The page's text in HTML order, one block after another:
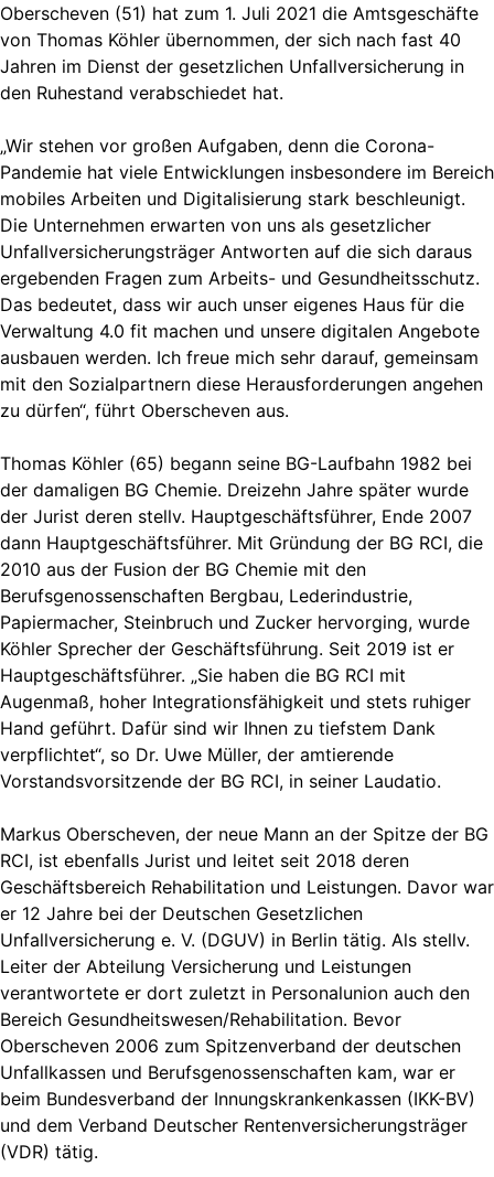
Oberscheven (51) hat zum 1. Juli 2021 die Amtsgeschäfte
von Thomas Köhler übernommen, der sich nach fast 40
Jahren im Dienst der gesetzlichen Unfallversicherung in
den Ruhestand verabschiedet hat.
„Wir stehen vor großen Aufgaben, denn die Corona-
Pandemie hat viele Entwicklungen insbesondere im Bereich
mobiles Arbeiten und Digitalisierung stark beschleunigt.
Die Unternehmen erwarten von uns als gesetzlicher
Unfallversicherungsträger Antworten auf die sich daraus
ergebenden Fragen zum Arbeits- und Gesundheitsschutz.
Das bedeutet, dass wir auch unser eigenes Haus für die
Verwaltung 4.0 fit machen und unsere digitalen Angebote
ausbauen werden. Ich freue mich sehr darauf, gemeinsam
mit den Sozialpartnern diese Herausforderungen angehen
zu dürfen“, führt Oberscheven aus.
Thomas Köhler (65) begann seine BG-Laufbahn 1982 bei
der damaligen BG Chemie. Dreizehn Jahre später wurde
der Jurist deren stellv. Hauptgeschäftsführer, Ende 2007
dann Hauptgeschäftsführer. Mit Gründung der BG RCI, die
2010 aus der Fusion der BG Chemie mit den
Berufsgenossenschaften Bergbau, Lederindustrie,
Papiermacher, Steinbruch und Zucker hervorging, wurde
Köhler Sprecher der Geschäftsführung. Seit 2019 ist er
Hauptgeschäftsführer. „Sie haben die BG RCI mit
Augenmaß, hoher Integrationsfähigkeit und stets ruhiger
Hand geführt. Dafür sind wir Ihnen zu tiefstem Dank
verpflichtet“, so Dr. Uwe Müller, der amtierende
Vorstandsvorsitzende der BG RCI, in seiner Laudatio.
Markus Oberscheven, der neue Mann an der Spitze der BG
RCI, ist ebenfalls Jurist und leitet seit 2018 deren
Geschäftsbereich Rehabilitation und Leistungen. Davor war
er 12 Jahre bei der Deutschen Gesetzlichen
Unfallversicherung e. V. (DGUV) in Berlin tätig. Als stellv.
Leiter der Abteilung Versicherung und Leistungen
verantwortete er dort zuletzt in Personalunion auch den
Bereich Gesundheitswesen/Rehabilitation. Bevor
Oberscheven 2006 zum Spitzenverband der deutschen
Unfallkassen und Berufsgenossenschaften kam, war er
beim Bundesverband der Innungskrankenkassen (IKK-BV)
und dem Verband Deutscher Rentenversicherungsträger
(VDR) tätig.